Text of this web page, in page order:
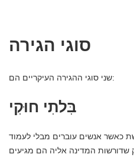
סוגי הגירה
שני סוגי ההגירה העיקריים הם:
בִּלתִי חוּקִי
כאשר אנשים עוברים מבלי לעמוד